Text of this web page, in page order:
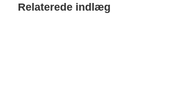
Relaterede indlæg